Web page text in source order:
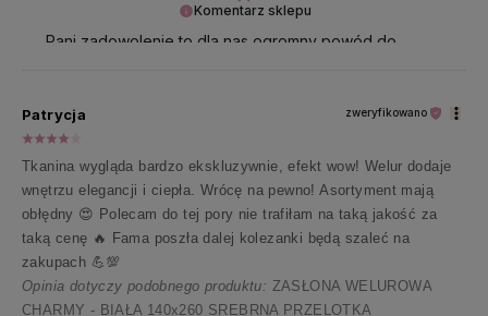
Komentarz sklepu
Pani zadowolenie to dla nas ogromny powód do
Patrycja zweryfikowano
Tkanina wygląda bardzo ekskluzywnie, efekt wow! Welur dodaje
wnętrzu elegancji i ciepła. Wrócę na pewno! Asortyment mają
obłędny 😍 Polecam do tej pory nie trafiłam na taką jakość za
taką cenę 🔥 Fama poszła dalej kolezanki będą szaleć na
zakupach 💪💯
Opinia dotyczy podobnego produktu: ZASŁONA WELUROWA
CHARMY - BIAŁA 140x260 SREBRNA PRZELOTKA